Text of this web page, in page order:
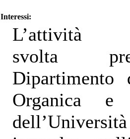
Interessi:
L’attività
svolta
Dipartimento
Organica e